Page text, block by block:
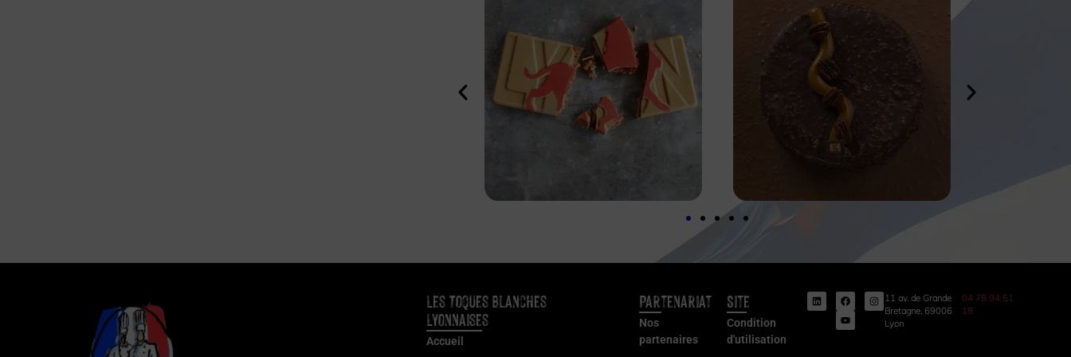
Les Toques Blanches
Lyonnaises
Accueil
Partenariat
Nos
partenaires
Site
Condition
d'utilisation
11 av. de Grande
Bretagne, 69006
Lyon
04 78 94 51
18